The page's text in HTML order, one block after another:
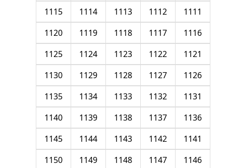
1111
1112
1113
1114
1115
1116
1117
1118
1119
1120
1121
1122
1123
1124
1125
1126
1127
1128
1129
1130
1131
1132
1133
1134
1135
1136
1137
1138
1139
1140
1141
1142
1143
1144
1145
1146
1147
1148
1149
1150